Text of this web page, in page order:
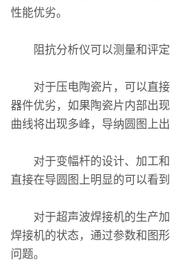
性能优劣。
阻抗分析仪可以测量和评定
对于压电陶瓷片，可以直接
器件优劣，如果陶瓷片内部出
曲线将出现多峰，导纳圆图上
对于变幅杆的设计、加工和
直接在导圆图上明显的可以看到
对于超声波焊接机的生产加
焊接机的状态，通过参数和图
问题。